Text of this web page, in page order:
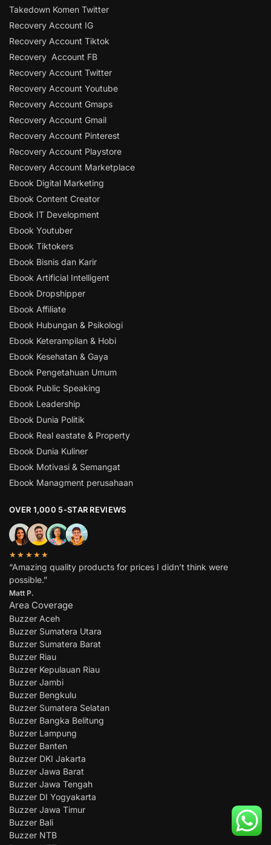
Takedown Komen Twitter
Recovery Account IG
Recovery Account Tiktok
Recovery Account FB
Recovery Account Twitter
Recovery Account Youtube
Recovery Account Gmaps
Recovery Account Gmail
Recovery Account Pinterest
Recovery Account Playstore
Recovery Account Marketplace
Ebook Digital Marketing
Ebook Content Creator
Ebook IT Development
Ebook Youtuber
Ebook Tiktokers
Ebook Bisnis dan Karir
Ebook Artificial Intelligent
Ebook Dropshipper
Ebook Affiliate
Ebook Hubungan & Psikologi
Ebook Keterampilan & Hobi
Ebook Kesehatan & Gaya
Ebook Pengetahuan Umum
Ebook Public Speaking
Ebook Leadership
Ebook Dunia Politik
Ebook Real eastate & Property
Ebook Dunia Kuliner
Ebook Motivasi & Semangat
Ebook Managment perusahaan
OVER 1,000 5-STAR REVIEWS
★★★★★
“Amazing quality products for prices I didn’t think were
possible.”
Matt P.
Area Coverage
Buzzer Aceh
Buzzer Sumatera Utara
Buzzer Sumatera Barat
Buzzer Riau
Buzzer Kepulauan Riau
Buzzer Jambi
Buzzer Bengkulu
Buzzer Sumatera Selatan
Buzzer Bangka Belitung
Buzzer Lampung
Buzzer Banten
Buzzer DKI Jakarta
Buzzer Jawa Barat
Buzzer Jawa Tengah
Buzzer DI Yogyakarta
Buzzer Jawa Timur
Buzzer Bali
Buzzer NTB